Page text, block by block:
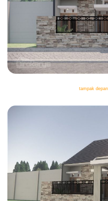
tampak